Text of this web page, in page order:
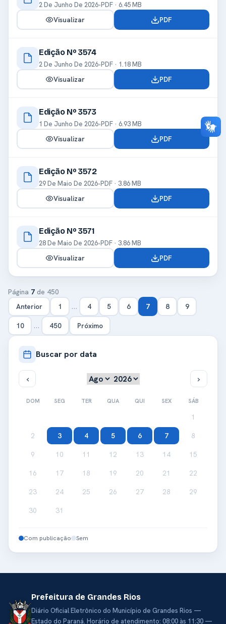
2 De Junho De 2026•PDF · 6.45 MB
Visualizar PDF
Edição Nº 3574
2 De Junho De 2026•PDF · 1.18 MB
Visualizar PDF
Edição Nº 3573
1 De Junho De 2026•PDF · 6.93 MB
Visualizar PDF
Edição Nº 3572
29 De Maio De 2026•PDF · 3.86 MB
Visualizar PDF
Edição Nº 3571
28 De Maio De 2026•PDF · 3.86 MB
Visualizar PDF
Página 7 de 450
Anterior
1 … 4 5 6 7 8 9
10 … 450 Próximo
Buscar por data
DOM SEG TER QUA QUI SEX SÁB
1
2 3 4 5 6 7 8
9 10 11 12 13 14 15
16 17 18 19 20 21 22
23 24 25 26 27 28 29
30 31
Com publicação Sem
Prefeitura de Grandes Rios
Diário Oficial Eletrônico do Município de Grandes Rios —
Estado do Paraná. Horário de atendimento: 08:00 às 11:30 —